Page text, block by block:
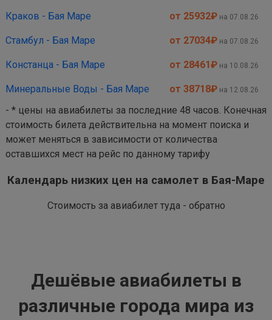
Краков - Бая Маре от 25932₽ на 07.08.26
Стамбул - Бая Маре от 27034₽ на 07.08.26
Констанца - Бая Маре от 28461₽ на 10.08.26
Минеральные Воды - Бая Маре от 38718₽ на 12.08.26
- * цены на авиабилеты за последние 48 часов. Конечная
стоимость билета действительна на момент поиска и
может меняться в зависимости от количества
оставшихся мест на рейс по данному тарифу
Календарь низких цен на самолет в Бая-Маре
Стоимость за авиабилет туда - обратно
Дешёвые авиабилеты в
различные города мира из